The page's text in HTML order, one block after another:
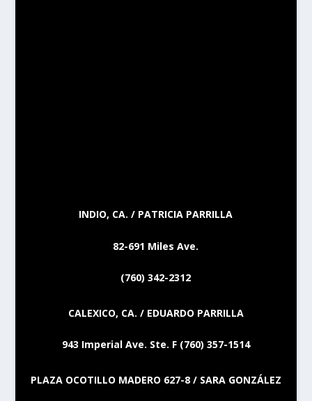
INDIO, CA. / PATRICIA PARRILLA
82-691 Miles Ave.
(760) 342-2312
CALEXICO, CA. / EDUARDO PARRILLA
943 Imperial Ave. Ste. F (760) 357-1514
PLAZA OCOTILLO MADERO 627-8 / SARA GONZÁLEZ